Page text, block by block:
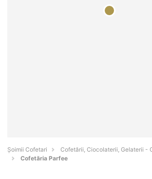
Șoimii Cofetari
Cofetării, Ciocolaterii, Gelaterii -
Cofetăria Parfee